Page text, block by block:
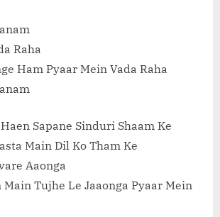
Raha
Ham Pyaar Mein Vada Raha
Sapane Sinduri Shaam Ke
Main Dil Ko Tham Ke
Aaonga
Main Tujhe Le Jaaonga Pyaar Mein